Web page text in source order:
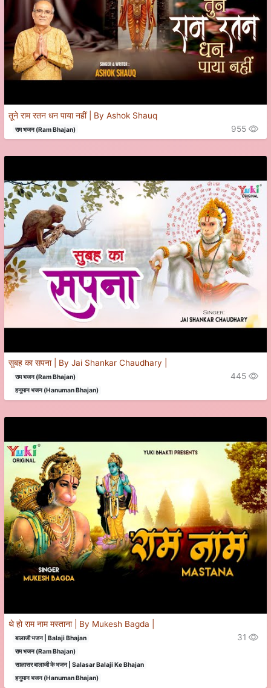
तूने राम रतन धन पाया नहीं | By Ashok Shauq
राम भजन (Ram Bhajan) 955
सुबह का सपना | By Jai Shankar Chaudhary |
राम भजन (Ram Bhajan)
हनुमान भजन (Hanuman Bhajan)
445
थे हो राम नाम मस्ताना | By Mukesh Bagda |
बालाजी भजन | Balaji Bhajan
राम भजन (Ram Bhajan)
सालासर बालाजी के भजन | Salasar Balaji Ke Bhajan
हनुमान भजन (Hanuman Bhajan)
31